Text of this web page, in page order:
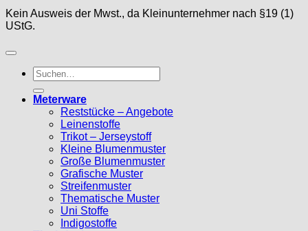
Kein Ausweis der Mwst., da Kleinunternehmer nach §19 (1)
UStG.
Suche
nach:
Meterware
Reststücke – Angebote
Leinenstoffe
Trikot – Jerseystoff
Kleine Blumenmuster
Große Blumenmuster
Grafische Muster
Streifenmuster
Thematische Muster
Uni Stoffe
Indigostoffe